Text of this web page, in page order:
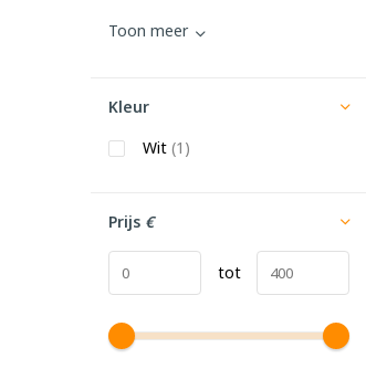
Toon meer
Kleur
Wit (1)
Prijs €
tot